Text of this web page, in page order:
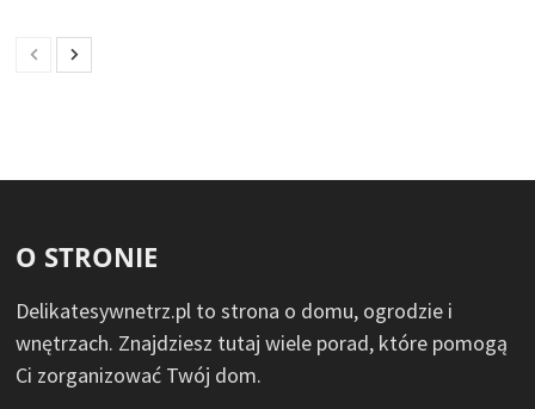
O STRONIE
Delikatesywnetrz.pl to strona o domu, ogrodzie i
wnętrzach. Znajdziesz tutaj wiele porad, które pomogą
Ci zorganizować Twój dom.